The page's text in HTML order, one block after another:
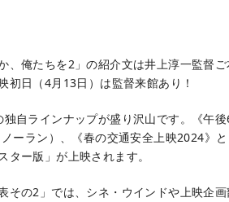
、俺たちを2」の紹介文は井上淳一監督
初日（4月13日）は監督来館あり！
自ラインナップが盛り沢山です。《午
ノーラン）、《春の交通安全上映2024
ー版」が上映されます。
その2」では、シネ・ウインドや上映企